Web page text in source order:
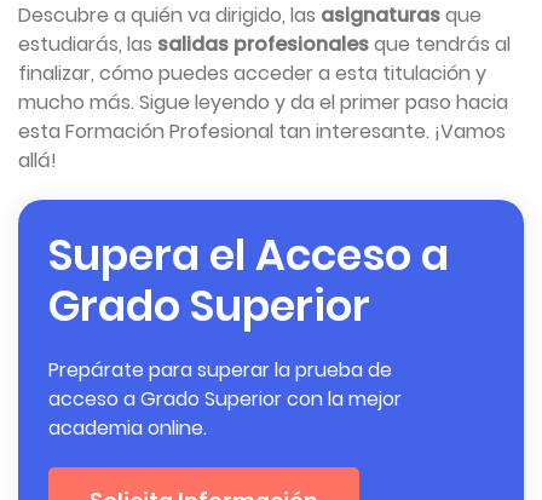
Descubre a quién va dirigido, las asignaturasque
estudiarás, las salidas profesionalesque tendrás al
finalizar, cómo puedes acceder a esta titulación y
mucho más. Sigue leyendo y da el primer paso hacia
esta Formación Profesional tan interesante. ¡Vamos
allá!
Supera el Acceso a
Grado Superior
Prepárate para superar la prueba de
acceso a Grado Superior con la mejor
academia online.